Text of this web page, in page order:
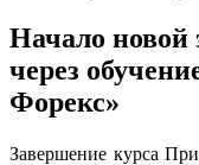
Начало новой
через
Форекс»
Завершение курса